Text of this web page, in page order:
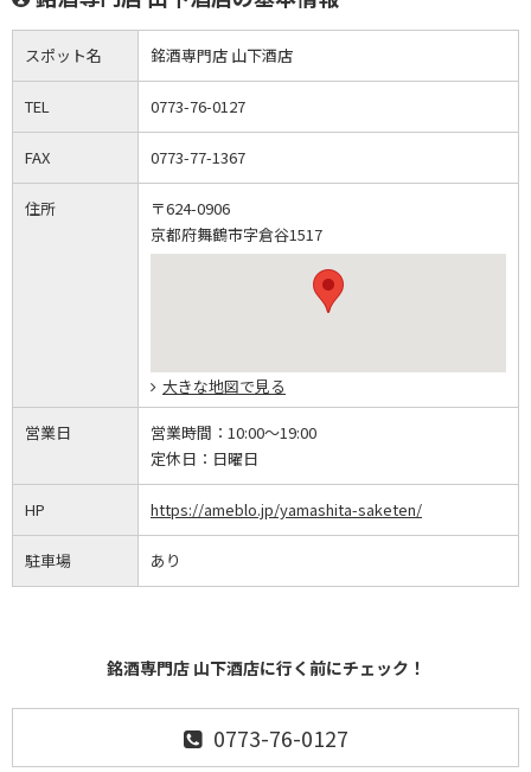
スポット名 銘酒専門店 山下酒店
TEL 0773-76-0127
FAX 0773-77-1367
住所
〒624-0906
京都府舞鶴市字倉谷1517
大きな地図で見る
営業日 営業時間： 10:00～19:00
定休日： 日曜日
HP https://ameblo.jp/yamashita-saketen/
駐車場 あり
銘酒専門店 山下酒店に行く前にチェック！
0773-76-0127